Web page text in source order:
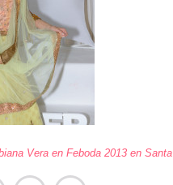
Vera en Feboda 2013 en